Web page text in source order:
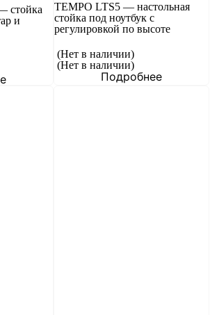
стойка
и
TEMPO LTS5 — настольная
стойка под ноутбук с
регулировкой по высоте
(Нет в наличии)
(Нет в наличии)
Подробнее